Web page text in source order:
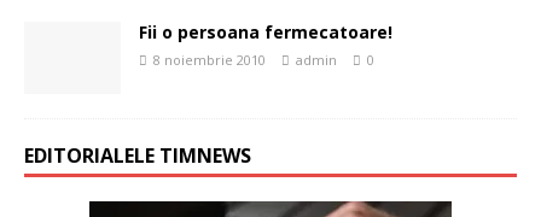
Fii o persoana fermecatoare!
8 noiembrie 2010 admin 0
EDITORIALELE TIMNEWS